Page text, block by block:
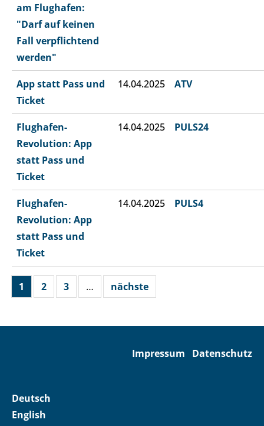
am Flughafen:
"Darf auf keinen
Fall verpflichtend
werden"
App statt Pass und
Ticket
14.04.2025 ATV
Flughafen-
Revolution: App
statt Pass und
Ticket
14.04.2025 PULS24
Flughafen-
Revolution: App
statt Pass und
Ticket
14.04.2025 PULS4
1 2 3 … nächste
Impressum Datenschutz
Deutsch
English